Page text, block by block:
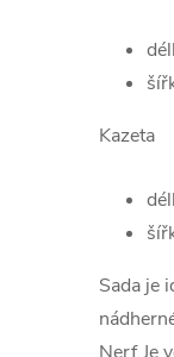
Kazeta
Sada je